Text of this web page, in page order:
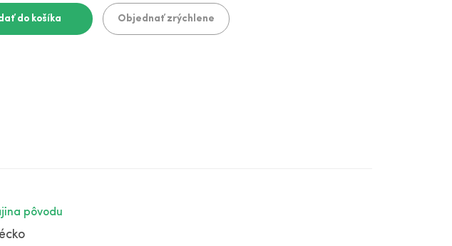
do košíka Objednať zrýchlene
pôvodu